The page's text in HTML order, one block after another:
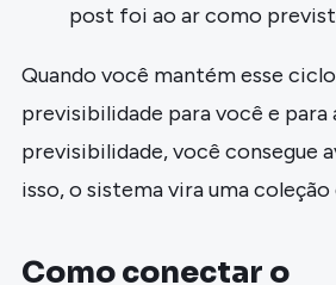
post foi ao ar como
Quando você mantém esse
previsibilidade para você e para
previsibilidade, você consegue
isso, o sistema vira uma
Como conectar o